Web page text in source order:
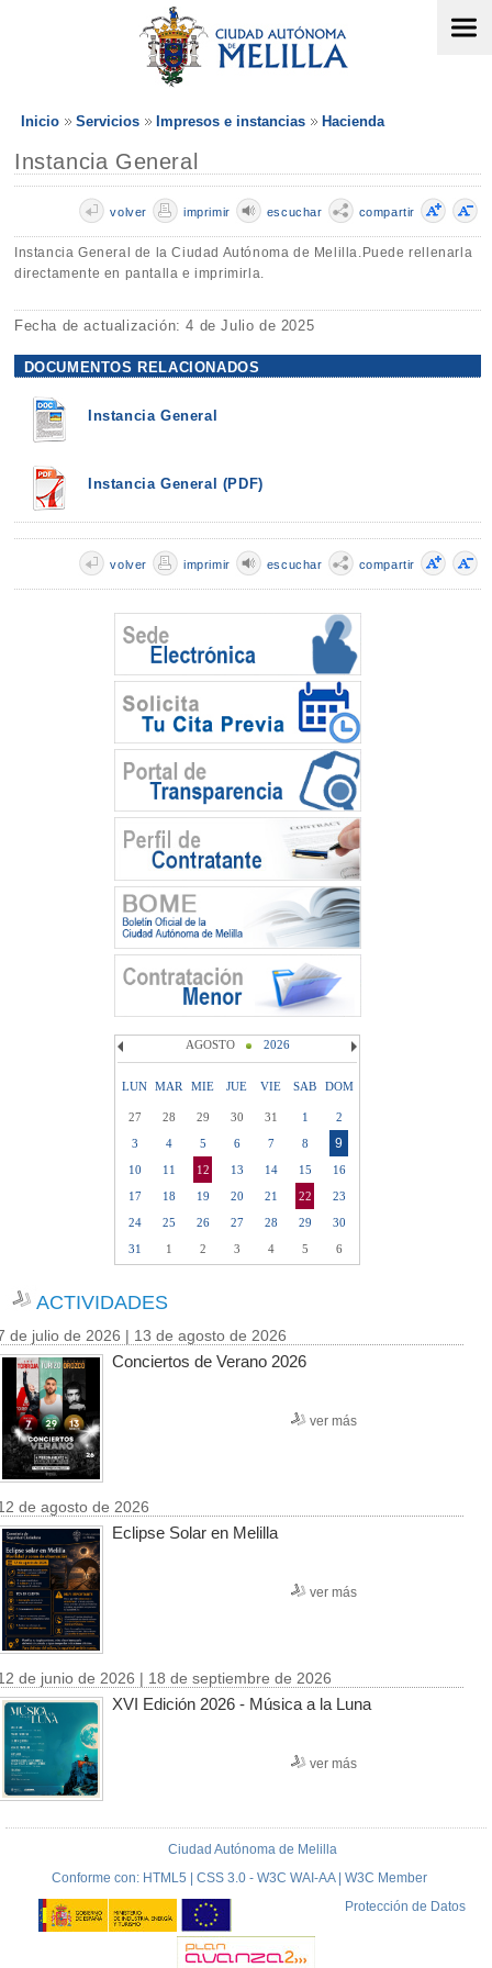
Inicio Servicios Impresos e instancias Hacienda
Instancia General
compartir
escuchar
imprimir
volver
Instancia General de la Ciudad Autónoma de Melilla.Puede rellenarla
directamente en pantalla e imprimirla.
Fecha de actualización: 4 de Julio de 2025
DOCUMENTOS RELACIONADOS
Instancia General
Instancia General (PDF)
compartir
escuchar
imprimir
volver
AGOSTO 2026
LUN MAR MIE JUE VIE SAB DOM
27 28 29 30 31 1
2
3
4 5 6 7 8 9
10 11 12 13 14 15
16
17
18 19 20 21 22
23
24
25 26 27 28 29
30
31
1 2 3 4 5 6
ACTIVIDADES
de julio de 2026 | 13 de agosto de 2026
Conciertos de Verano 2026
ver más
de agosto de 2026
Eclipse Solar en Melilla
ver más
de junio de 2026 | 18 de septiembre de 2026
XVI Edición 2026 - Música a la Luna
ver más
Ciudad Autónoma de Melilla
Conforme con: HTML5 | CSS 3.0 - W3C WAI-AA | W3C Member
Protección de Datos